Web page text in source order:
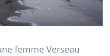
femme Verseau